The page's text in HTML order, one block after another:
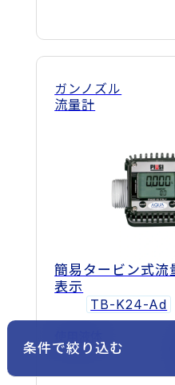
条件で絞り込む
ガンノズル
流量計
簡易タービン式流
表示
TB-K24-Ad